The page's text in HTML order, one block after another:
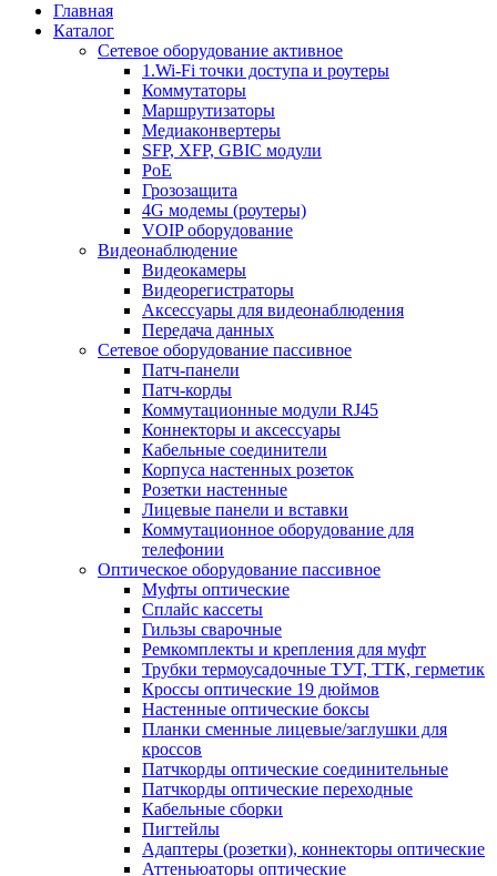
Главная
Каталог
Сетевое оборудование активное
1.Wi-Fi точки доступа и роутеры
Коммутаторы
Маршрутизаторы
Медиаконвертеры
SFP, XFP, GBIC модули
PoE
Грозозащита
4G модемы (роутеры)
VOIP оборудование
Видеонаблюдение
Видеокамеры
Видеорегистраторы
Аксессуары для видеонаблюдения
Передача данных
Сетевое оборудование пассивное
Патч-панели
Патч-корды
Коммутационные модули RJ45
Коннекторы и аксессуары
Кабельные соединители
Корпуса настенных розеток
Розетки настенные
Лицевые панели и вставки
Коммутационное оборудование для
телефонии
Оптическое оборудование пассивное
Муфты оптические
Сплайс кассеты
Гильзы сварочные
Ремкомплекты и крепления для муфт
Трубки термоусадочные ТУТ, ТТК, герметик
Кроссы оптические 19 дюймов
Настенные оптические боксы
Планки сменные лицевые/заглушки для
кроссов
Патчкорды оптические соединительные
Патчкорды оптические переходные
Кабельные сборки
Пигтейлы
Адаптеры (розетки), коннекторы оптические
Аттеньюаторы оптические